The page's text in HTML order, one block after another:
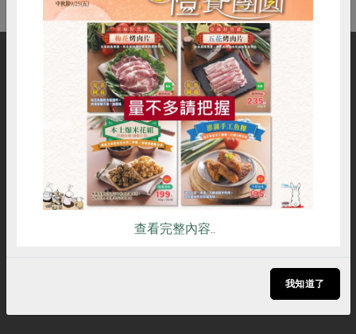
防災用品
最新產品
優惠專區
素食專區
樂齡友善
年菜食譜
高麗菜海鮮煎餅
把最好的台灣味帶回家！
典藏閱覽室
最新消息
地區活動
活動報下載
購物說明 服務據點 加入合作社
常見問題
追蹤我們
訂閱電子報
追蹤Facebook專頁
RPET 食譜 減硝酸鹽
雞蛋 食安 共同購買
查看完整內容..
我知道了